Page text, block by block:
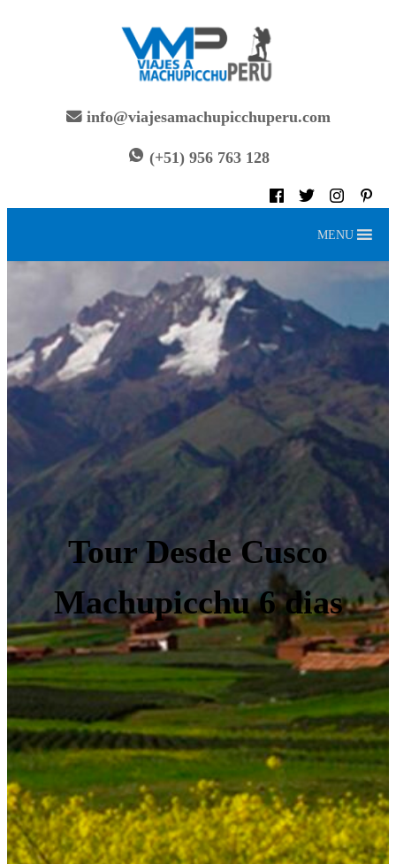
info@viajesamachupicchuperu.com
(+51) 956 763 128
MENU
Tour Desde Cusco
Machupicchu 6 dias